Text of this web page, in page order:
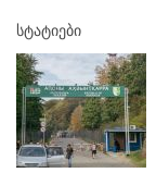
სტატიები